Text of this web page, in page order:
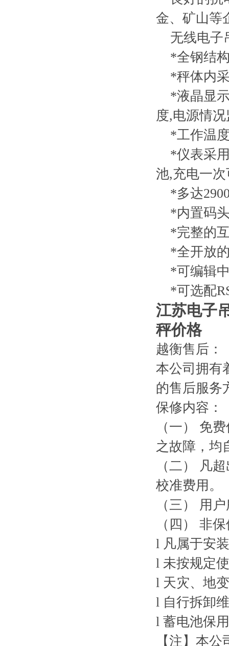
金、矿山等
无线电子
*全钢结构
*秤体内采
*液晶显示
度,电源情
*工作温度
*仪表采用
池,充电一
*多达
*内置码头
*完整的互
*全开放的
*可编辑中
*可选配
江苏电子
秤价格
越衡售后：
本公司拥有
的售后服务
保修内容：
（一） 免
之故障，均
（二） 凡
校准费用。
（三） 用
（四） 非
l 凡属于安
l 未按规定
l 天灾、地
l 自行拆卸
l 蓄电池保
【注】本